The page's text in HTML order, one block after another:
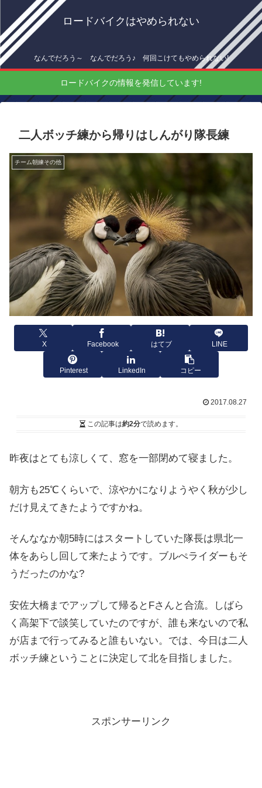
ロードバイクはやめられない
なんでだろう～ なんでだろう♪ 何回こけてもやめられない!
ロードバイクの情報を発信しています!
二人ボッチ練から帰りはしんがり隊長練
チーム朝練その他
X Facebook はてブ LINE
Pinterest LinkedIn コピー
2017.08.27
この記事は約2分で読めます。
昨夜はとても涼しくて、窓を一部閉めて寝ました。
朝方も25℃くらいで、涼やかになりようやく秋が少し
だけ見えてきたようですかね。
そんななか朝5時にはスタートしていた隊長は県北一
体をあらし回して来たようです。ブルぺライダーもそ
うだったのかな?
安佐大橋までアップして帰るとFさんと合流。しばら
く高架下で談笑していたのですが、誰も来ないので私
が店まで行ってみると誰もいない。では、今日は二人
ボッチ練ということに決定して北を目指しました。
スポンサーリンク